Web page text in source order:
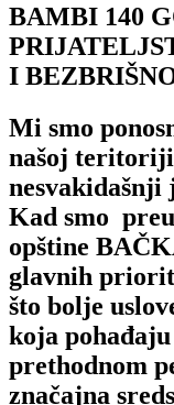
BAMBI 140
I
Mi smo
našoj teritoriji
nesvakidašnji
Kad smo
opštine
glavnih
što bolje
koja
prethodnom
značajna